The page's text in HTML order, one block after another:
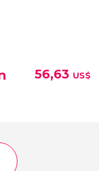
56,63 US$